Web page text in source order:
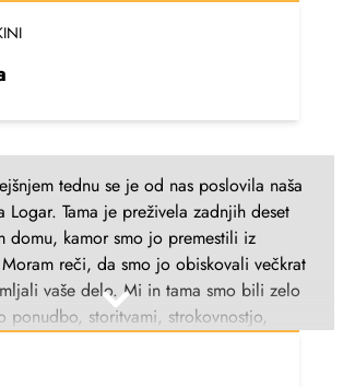
Hvala tudi za prijaznost, nasmehe in
Ni mi bilo lahko, ker smo jo dali v
pomirjena, ko sem spoznala vaše okolje
- iskrena hvala, tudi v bratovem
tednu se je od nas poslovila naša
Logar. Tama je preživela zadnjih deset
domu, kamor smo jo premestili iz
reči, da smo jo obiskovali večkrat
vaše delo. Mi in tama smo bili zelo
ponudbo, storitvami, strokovnostjo,
je vse pohvalila, prav prijetno se je